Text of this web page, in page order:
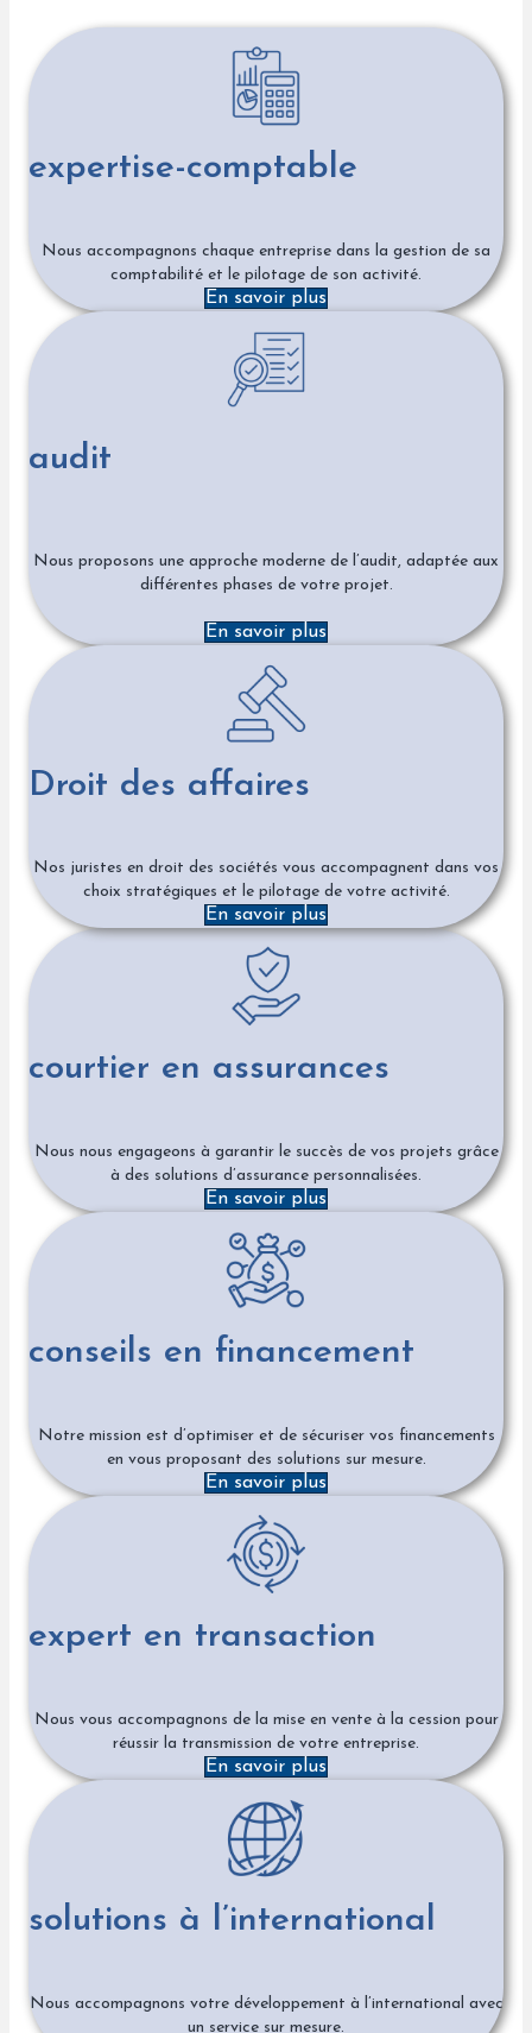
expertise-comptable
Nous accompagnons chaque entreprise dans la gestion de sa
comptabilité et le pilotage de son activité.
En savoir plus
audit
Nous proposons une approche moderne de l’audit, adaptée aux
différentes phases de votre projet.
En savoir plus
Droit des affaires
Nos juristes en droit des sociétés vous accompagnent dans vos
choix stratégiques et le pilotage de votre activité.
En savoir plus
courtier en assurances
Nous nous engageons à garantir le succès de vos projets grâce
à des solutions d’assurance personnalisées.
En savoir plus
conseils en financement
Notre mission est d’optimiser et de sécuriser vos financements
en vous proposant des solutions sur mesure.
En savoir plus
expert en transaction
Nous vous accompagnons de la mise en vente à la cession pour
réussir la transmission de votre entreprise.
En savoir plus
solutions à l’international
Nous accompagnons votre développement à l’international avec
un service sur mesure.